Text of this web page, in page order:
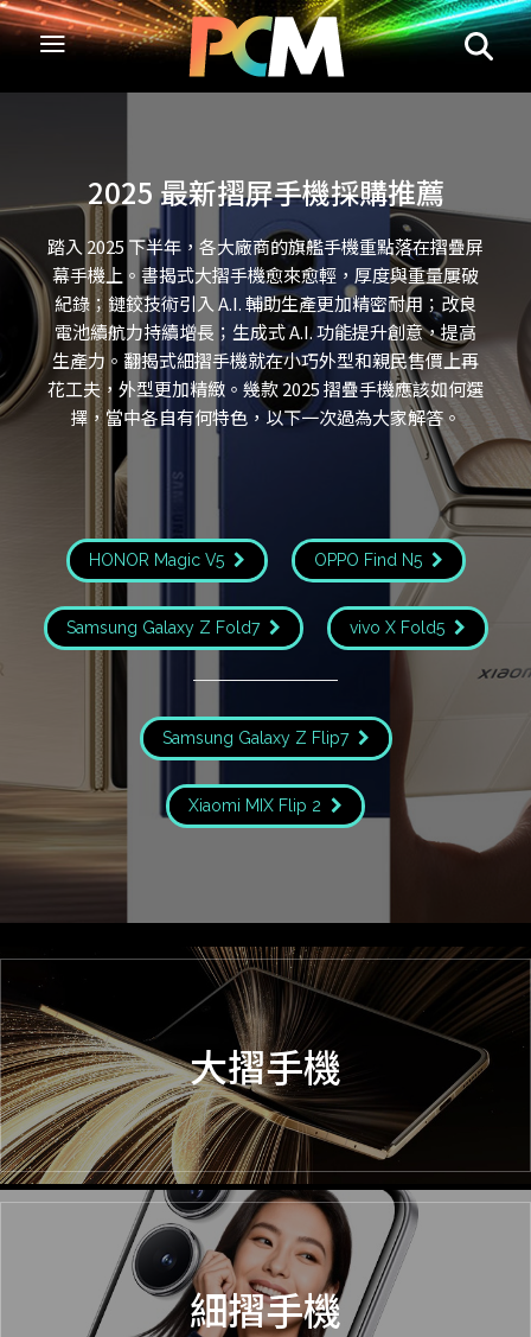
2025 最新摺屏手機採購推薦
踏入 2025 下半年，各大廠商的旗艦手機重點落在摺疊屏
幕手機上。書揭式大摺手機愈來愈輕，厚度與重量屢破
紀錄；鏈鉸技術引入 A.I. 輔助生產更加精密耐用；改良
電池續航力持續增長；生成式 A.I. 功能提升創意，提高
生產力。翻揭式細摺手機就在小巧外型和親民售價上再
花工夫，外型更加精緻。幾款 2025 摺疊手機應該如何選
擇，當中各自有何特色，以下一次過為大家解答。
HONOR Magic V5 OPPO Find N5
Samsung Galaxy Z Fold7 vivo X Fold5
Samsung Galaxy Z Flip7
Xiaomi MIX Flip 2
大摺手機
細摺手機